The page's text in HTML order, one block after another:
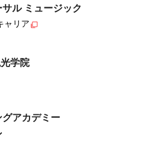
ル ミュージック
ャリア
学院
アカデミー